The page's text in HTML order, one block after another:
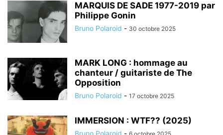
MARQUIS DE SADE 1977-2019 par
Philippe Gonin
Bruno Polaroid - 30 octobre 2025
MARK LONG : hommage au
chanteur / guitariste de The
Opposition
Bruno Polaroid - 17 octobre 2025
IMMERSION : WTF?? (2025)
Bruno Polaroid -